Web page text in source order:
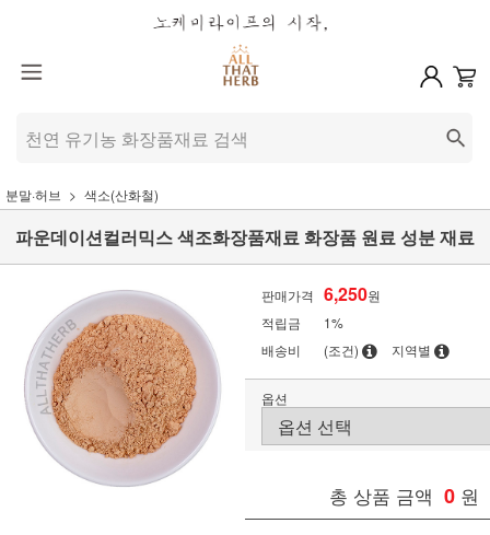
분말·허브 색소(산화철)
파운데이션컬러믹스 색조화장품재료 화장품 원료 성분 재료
판매가격 6,250원
적립금
1%
배송비
(조건) 지역별
옵션
총 상품 금액 0 원